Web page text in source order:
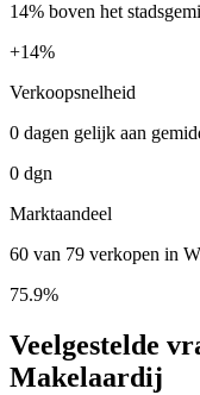
14% boven het
+14%
Verkoopsnelheid
0 dagen gelijk aan
0 dgn
Marktaandeel
60 van 79 verkopen in
75.9%
Veelgestelde
Makelaardij